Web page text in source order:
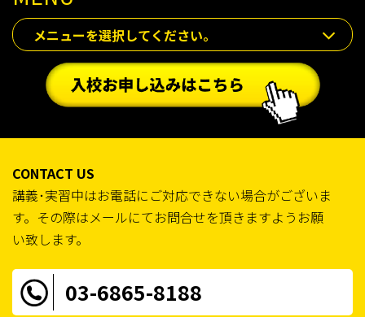
メニューを選択してください。
CONTACT US
講義･実習中はお電話にご対応できない場合がございま
す。その際はメールにてお問合せを頂きますようお願
い致します。
03-6865-8188